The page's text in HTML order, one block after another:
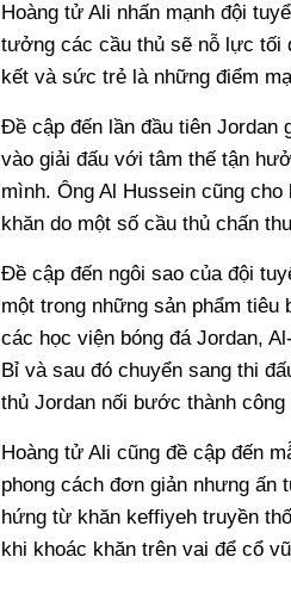
Hoàng tử Ali nhấn mạnh đội
tưởng các cầu thủ sẽ nỗ lực tối
kết và sức trẻ là những điểm
Đề cập đến lần đầu tiên Jordan
vào giải đấu với tâm thế tận
mình. Ông Al Hussein cũng
khăn do một số cầu thủ chấn
Đề cập đến ngôi sao của đội
một trong những sản phẩm
các học viện bóng đá Jordan,
Bỉ và sau đó chuyển sang thi
thủ Jordan nối bước thành
Hoàng tử Ali cũng đề cập đến
phong cách đơn giản nhưng ấn
hứng từ khăn keffiyeh truyền
khi khoác khăn trên vai để cổ